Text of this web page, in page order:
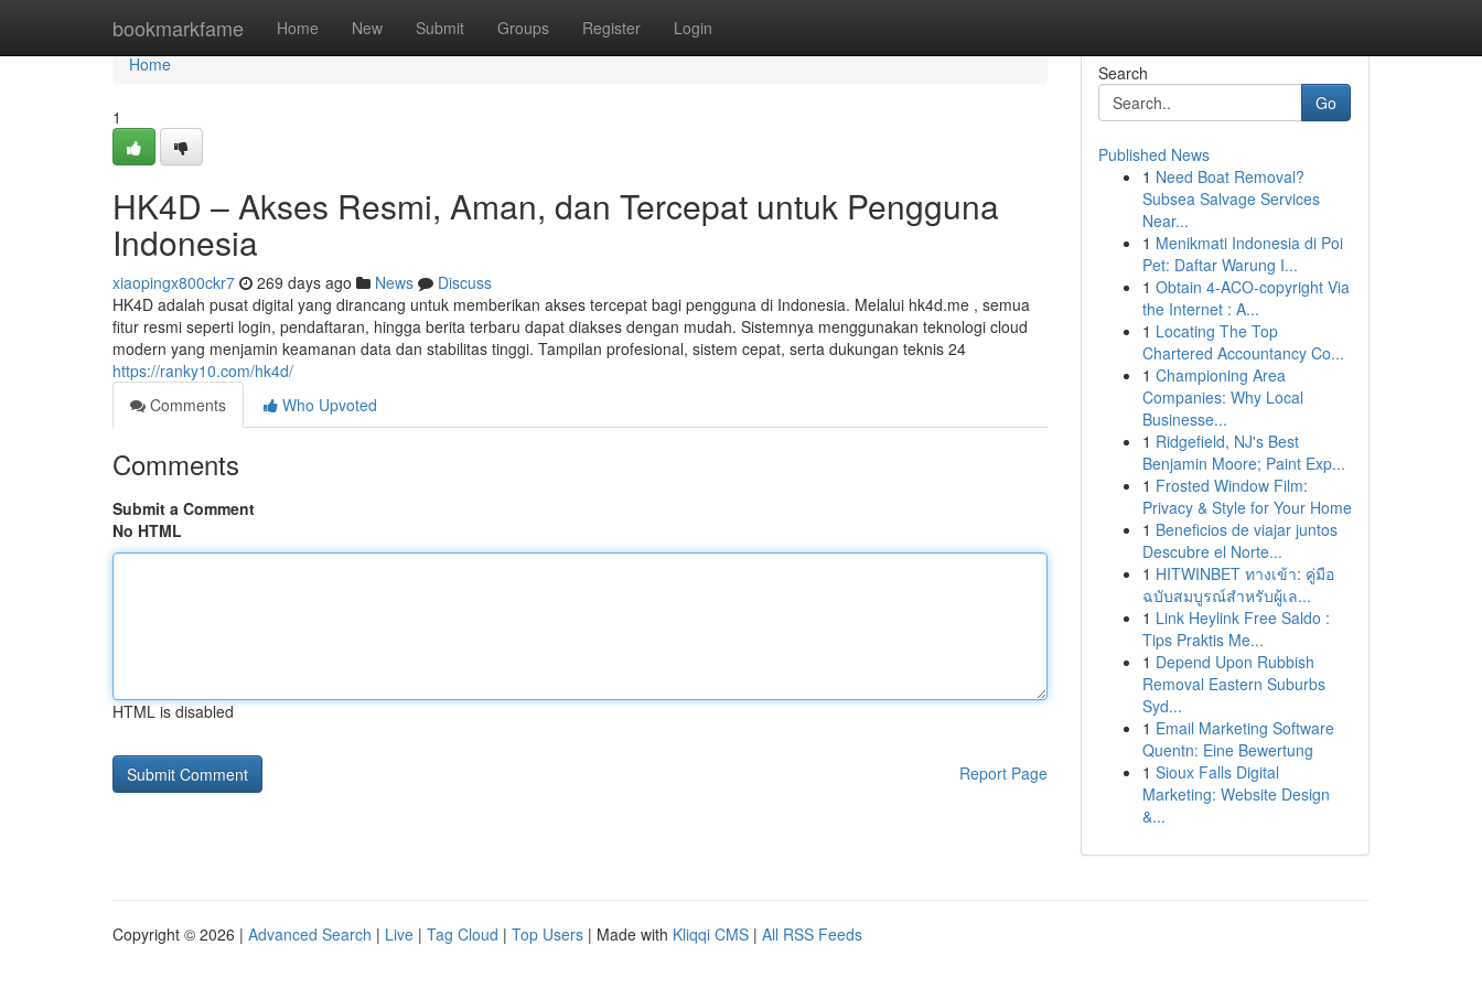
bookmarkfame Home New Submit Groups Register Login
Home
Home
1
HK4D – Akses Resmi, Aman, dan Tercepat untuk Pengguna
Indonesia
xiaopingx800ckr7 269 days ago News
Discuss
HK4D adalah pusat digital yang dirancang untuk memberikan akses tercepat bagi pengguna di Indonesia. Melalui hk4d.me , semua
fitur resmi seperti login, pendaftaran, hingga berita terbaru dapat diakses dengan mudah. Sistemnya menggunakan teknologi cloud
modern yang menjamin keamanan data dan stabilitas tinggi. Tampilan profesional, sistem cepat, serta dukungan teknis 24
https://ranky10.com/hk4d/
Comments
Who Upvoted
Comments
Submit a Comment
No HTML
HTML is disabled
Report Page
Search
Go
Published News
1 Need Boat Removal?
Subsea Salvage Services
Near...
1 Menikmati Indonesia di Poi
Pet: Daftar Warung I...
1 Obtain 4-ACO-copyright Via
the Internet : A...
1 Locating The Top
Chartered Accountancy Co...
1 Championing Area
Companies: Why Local
Businesse...
1 Ridgefield, NJ's Best
Benjamin Moore; Paint Exp...
1 Frosted Window Film:
Privacy & Style for Your Home
1 Beneficios de viajar juntos
Descubre el Norte...
1 HITWINBET ทางเข้า: คู่มือ
ฉบับสมบูรณ์สำหรับผู้เล...
1 Link Heylink Free Saldo :
Tips Praktis Me...
1 Depend Upon Rubbish
Removal Eastern Suburbs
Syd...
1 Email Marketing Software
Quentn: Eine Bewertung
1 Sioux Falls Digital
Marketing: Website Design
&...
Copyright © 2026 | Advanced Search | Live | Tag Cloud | Top Users | Made with Kliqqi CMS | All RSS Feeds